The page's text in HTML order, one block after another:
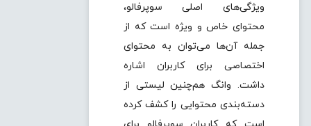
ویژگی‌های اصلی سوپرفالو،
محتوای خاص و ویژه است که از
جمله آن‌ها می‌توان به محتوای
اختصاصی برای کاربران اشاره
داشت. وانگ هم‌چنین لیستی از
دسته‌بندی محتوایی را کشف کرده